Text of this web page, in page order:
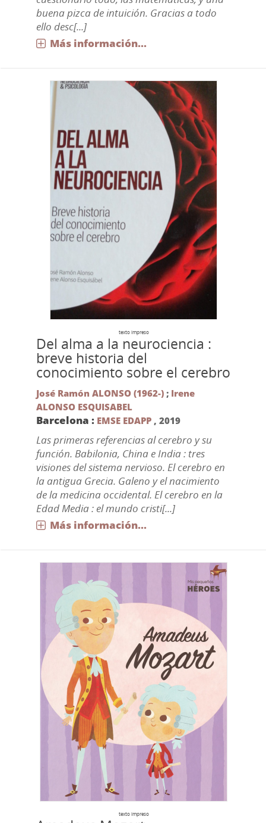
buena pizca de intuición. Gracias a todo
ello desc[...]
Más información...
texto impreso
Del alma a la neurociencia :
breve historia del
conocimiento sobre el cerebro
José Ramón ALONSO (1962-); Irene
ALONSO ESQUISABEL
Barcelona : EMSE EDAPP, 2019
Las primeras referencias al cerebro y su
función. Babilonia, China e India : tres
visiones del sistema nervioso. El cerebro en
la antigua Grecia. Galeno y el nacimiento
de la medicina occidental. El cerebro en la
Edad Media : el mundo cristi[...]
Más información...
texto impreso